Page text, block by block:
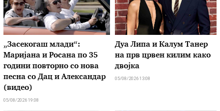
„Засекогаш млади“:
Маријана и Росана по 35
години повторно со нова
песна со Дац и Александар
(видео)
05/08/2026 19:08
Дуа Липа и Калум Танер
на прв црвен килим како
двојка
05/08/2026 13:08